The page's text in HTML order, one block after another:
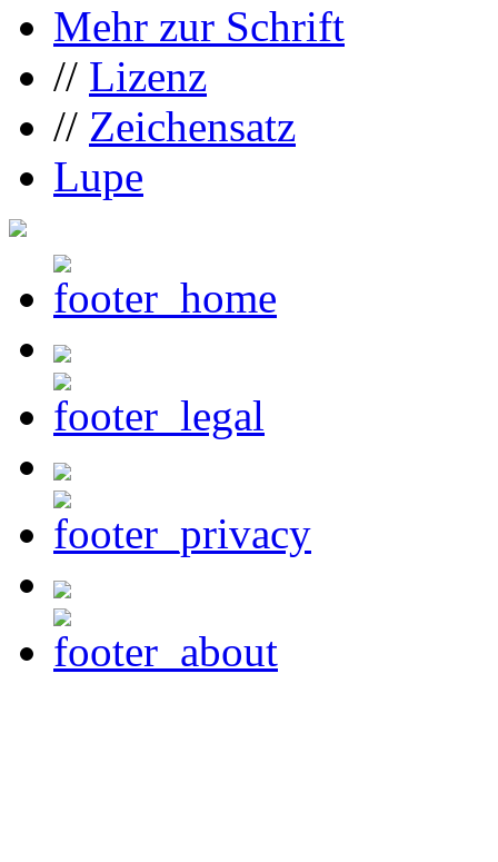
Mehr zur Schrift
// Lizenz
// Zeichensatz
Lupe